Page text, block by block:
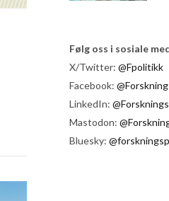
Følg oss i sosiale
X/Twitter: @Fpolitikk
Facebook:
LinkedIn:
Mastodon:
Bluesky: